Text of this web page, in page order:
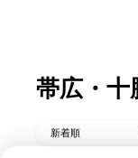
帯広・十